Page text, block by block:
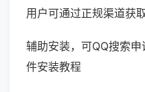
用户可通过正规渠道获取
辅助安装，可QQ搜索
件安装教程